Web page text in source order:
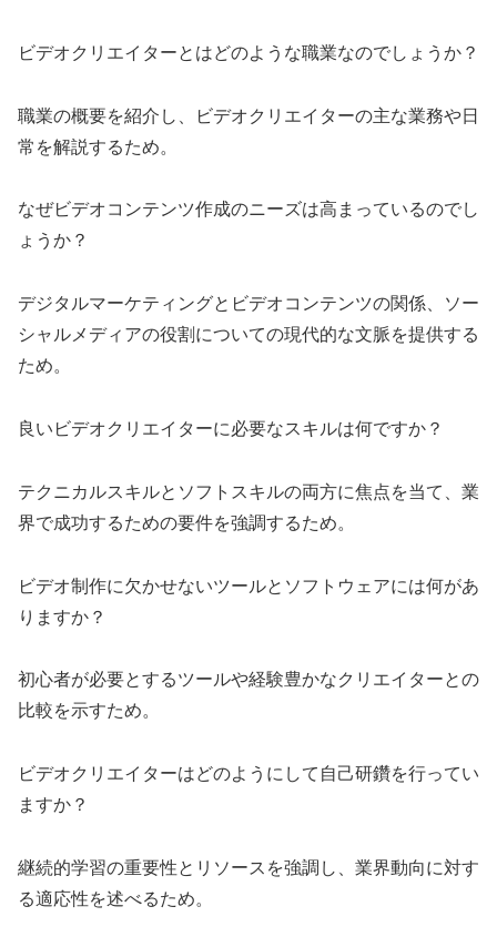
ビデオクリエイターとはどのような職業なのでしょうか？
職業の概要を紹介し、ビデオクリエイターの主な業務や日
常を解説するため。
なぜビデオコンテンツ作成のニーズは高まっているのでし
ょうか？
デジタルマーケティングとビデオコンテンツの関係、ソー
シャルメディアの役割についての現代的な文脈を提供する
ため。
良いビデオクリエイターに必要なスキルは何ですか？
テクニカルスキルとソフトスキルの両方に焦点を当て、業
界で成功するための要件を強調するため。
ビデオ制作に欠かせないツールとソフトウェアには何があ
りますか？
初心者が必要とするツールや経験豊かなクリエイターとの
比較を示すため。
ビデオクリエイターはどのようにして自己研鑽を行ってい
ますか？
継続的学習の重要性とリソースを強調し、業界動向に対す
る適応性を述べるため。